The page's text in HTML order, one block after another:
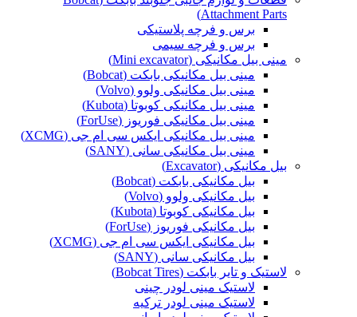
Attachment Parts)
برس و فرچه پلاستیکی
برس و فرچه سیمی
مینی بیل مکانیکی (Mini excavator)
مینی بیل مکانیکی بابکت (Bobcat)
مینی بیل مکانیکی ولوو (Volvo)
مینی بیل مکانیکی کوبوتا (Kubota)
مینی بیل مکانیکی فوریوز (ForUse)
مینی بیل مکانیکی ایکس سی ام جی (XCMG)
مینی بیل مکانیکی سانی (SANY)
بیل مکانیکی (Excavator)
بیل مکانیکی بابکت (Bobcat)
بیل مکانیکی ولوو (Volvo)
بیل مکانیکی کوبوتا (Kubota)
بیل مکانیکی فوریوز (ForUse)
بیل مکانیکی ایکس سی ام جی (XCMG)
بیل مکانیکی سانی (SANY)
لاستیک و تایر بابکت (Bobcat Tires)
لاستیک مینی لودر چینی
لاستیک مینی لودر ترکیه